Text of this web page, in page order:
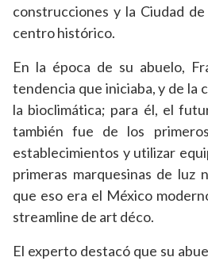
construcciones y la Ciudad
centro histórico.
En la época de su abuelo,
tendencia que iniciaba, y de la
la bioclimática; para él, el
también fue de los
establecimientos y utilizar
primeras marquesinas de luz
que eso era el México
streamline de art déco.
El experto destacó que su